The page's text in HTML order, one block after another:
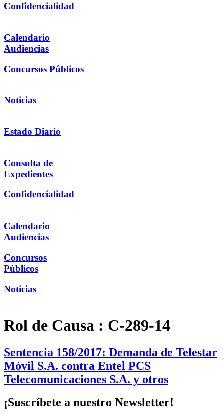
Confidencialidad
Calendario
Audiencias
Concursos Públicos
Noticias
Estado Diario
Consulta de
Expedientes
Confidencialidad
Calendario
Audiencias
Concursos
Públicos
Noticias
Rol de Causa : C-289-14
Sentencia 158/2017: Demanda de Telestar
Móvil S.A. contra Entel PCS
Telecomunicaciones S.A. y otros
¡Suscríbete a nuestro Newsletter!